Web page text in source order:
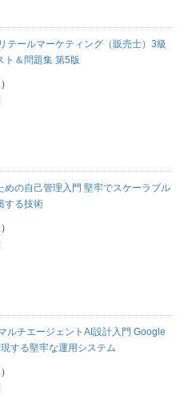
テールマーケティング（販売士）3級
ト＆問題集 第5版
めの自己管理入門 堅牢でスケーラブル
する技術
ルチエージェントAI設計入門 Google
する堅牢な運用システム